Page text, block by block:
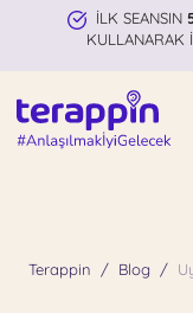
İLK SEANSIN
KULLANARAK
Terappin Blog